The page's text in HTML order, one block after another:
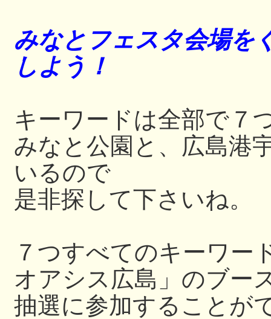
みなとフェスタ会場を
しよう！
キーワードは全部
みなと公園と、広島港
いるので
是非探して下さいね。
７つすべてのキーワー
オアシス広島」のブー
抽選に参加することが